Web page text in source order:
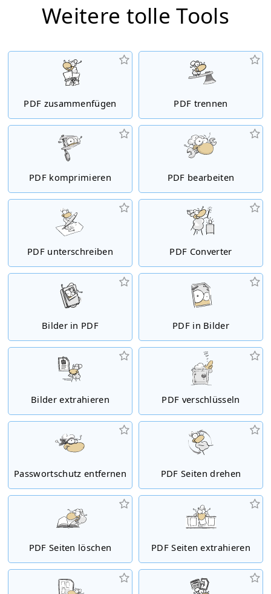
Weitere tolle Tools
PDF zusammenfügen PDF trennen
PDF komprimieren PDF bearbeiten
PDF unterschreiben PDF Converter
Bilder in PDF PDF in Bilder
Bilder extrahieren PDF verschlüsseln
Passwortschutz entfernen PDF Seiten drehen
PDF Seiten löschen PDF Seiten extrahieren